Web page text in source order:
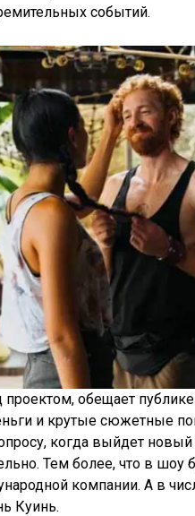
событий.
обещает
и крутые сюжетные
когда выйдет
Тем более, что в
компании. А в
Куинь.